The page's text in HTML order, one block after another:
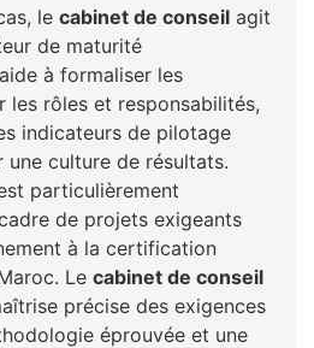
le cabinet de conseil agit
de maturité
à formaliser les
les rôles et responsabilités,
indicateurs de pilotage
culture de résultats.
particulièrement
de projets exigeants
à la certification
Le cabinet de conseil
précise des exigences
éprouvée et une